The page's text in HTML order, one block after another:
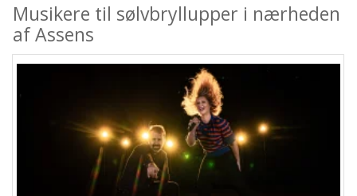
Musikere til sølvbryllupper i nærheden
af Assens